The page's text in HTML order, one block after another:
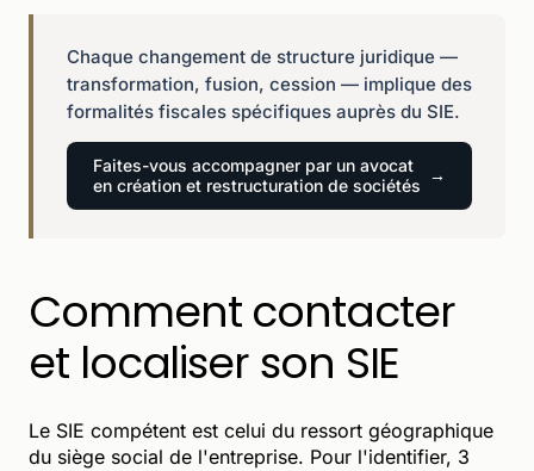
Chaque changement de structure juridique —
transformation, fusion, cession — implique des
formalités fiscales spécifiques auprès du SIE.
Faites-vous accompagner par un avocat
en création et restructuration de sociétés
Comment contacter
et localiser son SIE
Le SIE compétent est celui du ressort géographique
du siège social de l'entreprise. Pour l'identifier, 3